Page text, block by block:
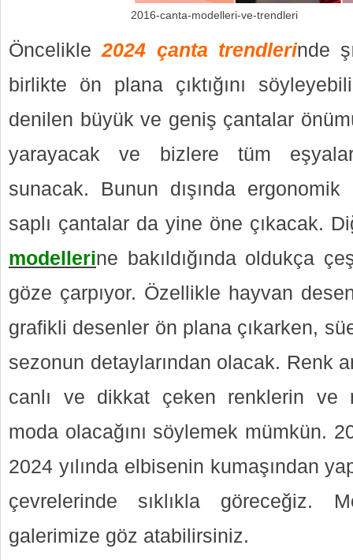
2016-canta-modelleri-ve-trendleri
Öncelikle2024 çanta trendlerinde
birlikte ön plana çıktığını
denilen büyük ve geniş çantalar
yarayacak ve bizlere tüm
sunacak. Bunun dışında
saplı çantalar da yine öne çıkacak.
modellerine bakıldığında oldukça
göze çarpıyor. Özellikle hayvan
grafikli desenler ön plana çıkarken,
sezonun detaylarından olacak. Renk
canlı ve dikkat çeken renklerin ve
moda olacağını söylemek mümkün.
2024 yılında elbisenin kumaşından
çevrelerinde sıklıkla göreceğiz.
galerimize göz atabilirsiniz.